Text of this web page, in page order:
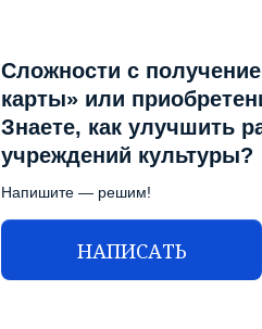
Сложности с
карты» или
Знаете, как улучшить
учреждений культуры?
Напишите — решим!
НАПИСАТЬ